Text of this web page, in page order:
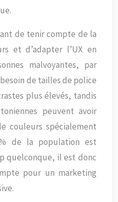
de tenir compte de la
et d’adapter l’UX en
malvoyantes, par
de tailles de police
plus élevés, tandis
peuvent avoir
couleurs spécialement
de la population est
quelconque, il est donc
pour un marketing